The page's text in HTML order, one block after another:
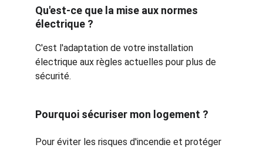
Qu'est-ce que la mise aux normes
électrique ?
C'est l'adaptation de votre installation
électrique aux règles actuelles pour plus de
sécurité.
Pourquoi sécuriser mon logement ?
Pour éviter les risques d'incendie et protéger